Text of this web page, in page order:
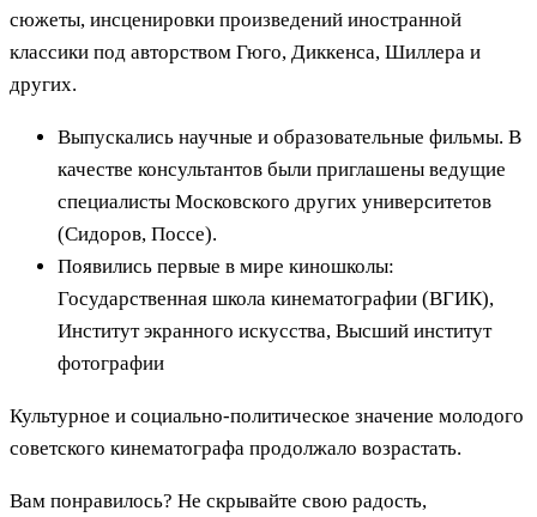
сюжеты, инсценировки произведений иностранной
классики под авторством Гюго, Диккенса, Шиллера и
других.
Выпускались научные и образовательные фильмы. В
качестве консультантов были приглашены ведущие
специалисты Московского других университетов
(Сидоров, Поссе).
Появились первые в мире киношколы:
Государственная школа кинематографии (ВГИК),
Институт экранного искусства, Высший институт
фотографии
Культурное и социально-политическое значение молодого
советского кинематографа продолжало возрастать.
Вам понравилось? Не скрывайте свою радость,